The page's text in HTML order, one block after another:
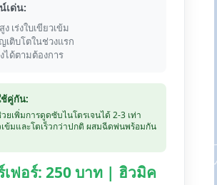
เด่น:
เร่งใบเขียวเข้ม
ญเติบโตในช่วงแรก
ได้ตามต้องการ
ช้คู่กัน:
เพิ่มการดูดซับไนโตรเจนได้ 2-3 เท่า
ข้มและโตเร็วกว่าปกติ ผสมฉีดพ่นพร้อมกัน
เฟอร์: 250 บาท | ฮิวมิค